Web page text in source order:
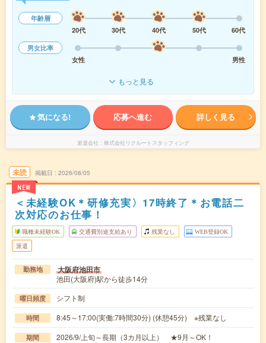
年齢層
20代
30代 40代 50代
60代
男女比率
女性
男性
もっと見る
気になる! 応募へ進む 詳しく見る
派遣会社 株式会社リクルートスタッフィング
未読
NEW
掲載日 2026/08/05
＜未経験OK＊研修充実〉17時終了＊お電話二
次対応のお仕事！
職種未経験OK 交通費別途支給あり 残業なし WEB登録OK
派遣
勤務地 大阪府池田市
池田(大阪府)駅から徒歩14分
曜日頻度 シフト制
時間 8:45～17:00(実働:7時間30分) (休憩45分) ※残業なし
期間 2026/9/上旬～長期（3カ月以上） ★9月～OK！